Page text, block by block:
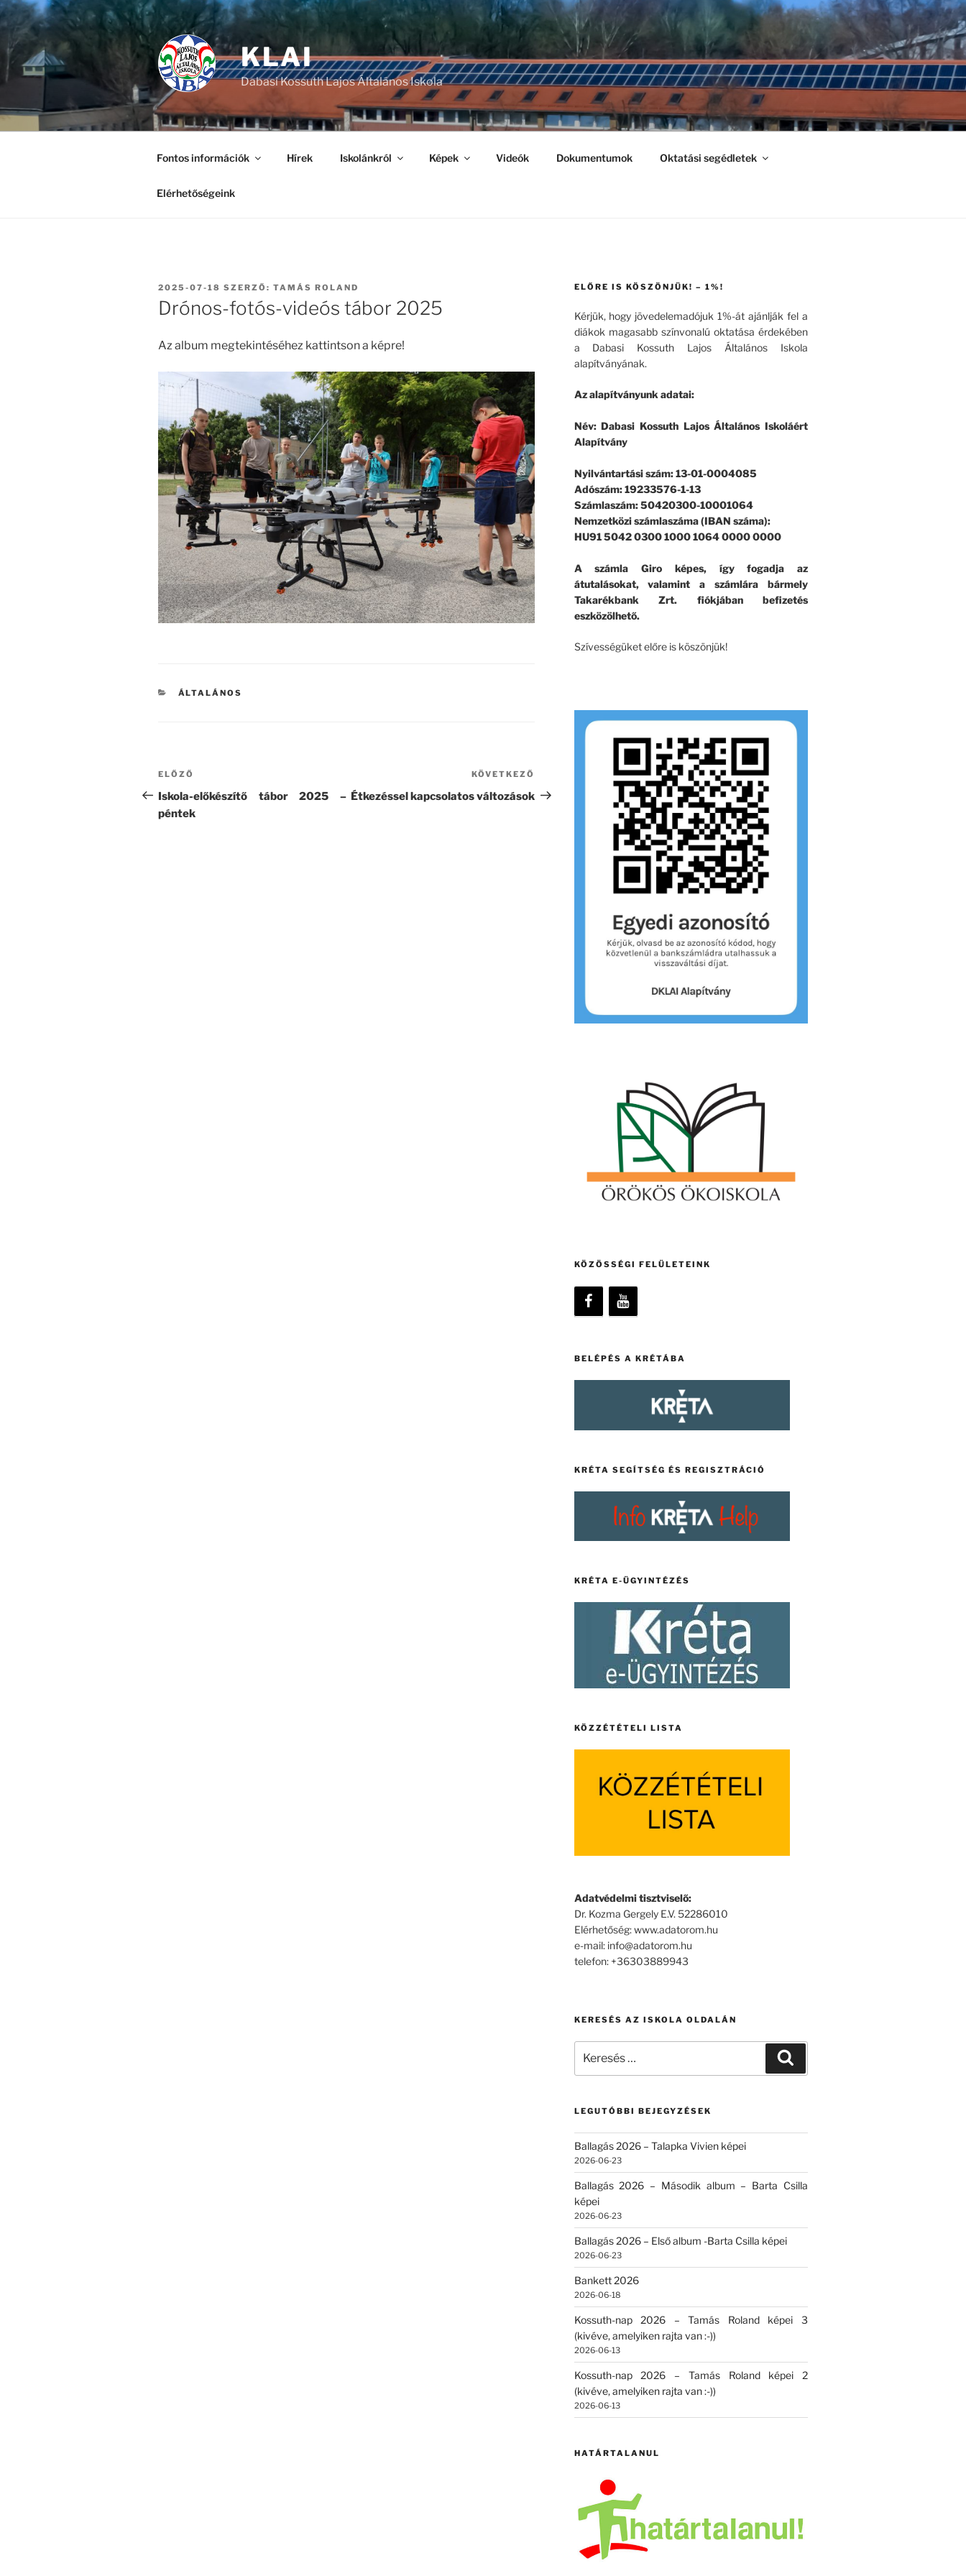
Tartalomhoz
KLAI
Dabasi Kossuth Lajos Általános Iskola
Fontos információk Hírek Iskolánkról Képek Videók Dokumentumok Oktatási segédletek
Elérhetőségeink
BEKÜLDVE:
2025-07-18 SZERZŐ: TAMÁS ROLAND
Drónos-fotós-videós tábor 2025
Az album megtekintéséhez kattintson a képre!
KATEGÓRIÁK
ÁLTALÁNOS
Bejegyzés
navigáció
Korábbi
bejegyzés
ELŐZŐ
Iskola-előkészítő tábor 2025 –
péntek
bejegyzés
KÖVETKEZŐ
Étkezéssel kapcsolatos változások
ELŐRE IS KÖSZÖNJÜK! – 1%!
Kérjük, hogy jövedelemadójuk 1%-át ajánlják fel a
diákok magasabb színvonalú oktatása érdekében
a Dabasi Kossuth Lajos Általános Iskola
alapítványának.
Az alapítványunk adatai:
Név: Dabasi Kossuth Lajos Általános Iskoláért
Alapítvány
Nyilvántartási szám: 13-01-0004085
Adószám: 19233576-1-13
Számlaszám: 50420300-10001064
Nemzetközi számlaszáma (IBAN száma):
HU91 5042 0300 1000 1064 0000 0000
A számla Giro képes, így fogadja az
átutalásokat, valamint a számlára bármely
Takarékbank Zrt. fiókjában befizetés
eszközölhető.
Szívességüket előre is köszönjük!
KÖZÖSSÉGI FELÜLETEINK
BELÉPÉS A KRÉTÁBA
KRÉTA SEGÍTSÉG ÉS REGISZTRÁCIÓ
KRÉTA E-ÜGYINTÉZÉS
KÖZZÉTÉTELI LISTA
Adatvédelmi tisztviselő:
Dr. Kozma Gergely E.V. 52286010
Elérhetőség: www.adatorom.hu
e-mail: info@adatorom.hu
telefon: +36303889943
KERESÉS AZ ISKOLA OLDALÁN
következő
LEGUTÓBBI BEJEGYZÉSEK
Ballagás 2026 – Talapka Vivien képei
2026-06-23
Ballagás 2026 – Második album – Barta Csilla
képei
2026-06-23
Ballagás 2026 – Első album -Barta Csilla képei
2026-06-23
Bankett 2026
2026-06-18
Kossuth-nap 2026 – Tamás Roland képei 3
(kivéve, amelyiken rajta van :-))
2026-06-13
Kossuth-nap 2026 – Tamás Roland képei 2
(kivéve, amelyiken rajta van :-))
2026-06-13
HATÁRTALANUL